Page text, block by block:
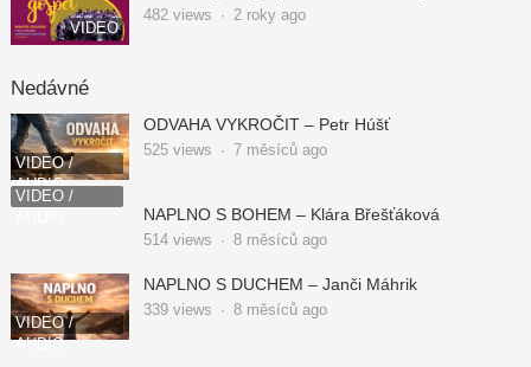
VIDEO
482views · 2 roky ago
Nedávné
VIDEO /
AUDIO
ODVAHA VYKROČIT – Petr Húšť
525views · 7 měsíců ago
VIDEO /
NAPLNO S BOHEM – Klára Břešťáková
514views · 8 měsíců ago
VIDEO /
AUDIO
NAPLNO S DUCHEM – Janči Máhrik
339views · 8 měsíců ago